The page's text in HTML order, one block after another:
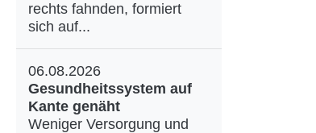
rechts fahnden, formiert
sich auf...
06.08.2026
Gesundheitssystem auf
Kante genäht
Weniger Versorgung und